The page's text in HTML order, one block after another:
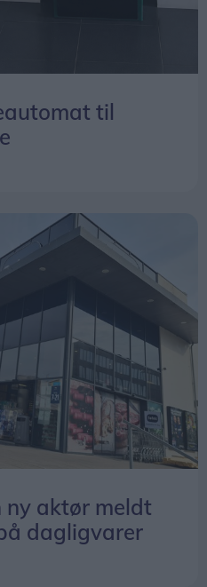
dem i haven og inde på
for, hvad vi kan tilbyde
er guld værd for stedet,
beboerne mulighed
i grønne omgivelser.
kun, når haven står i
medlemmerne mindre
en grund til at ses.
vi skal lave. Både
vi faktisk aldrig uenige
vi i virkeligheden er
sociale, siger Poul
til
ny aktør meldt
dagligvarer